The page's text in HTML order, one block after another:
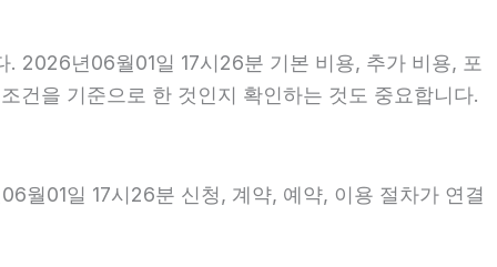
2026년06월01일 17시26분 기본 비용, 추가 비용, 포
건을 기준으로 한 것인지 확인하는 것도 중요합니다.
월01일 17시26분 신청, 계약, 예약, 이용 절차가 연결